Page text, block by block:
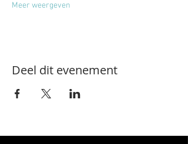
Meer weergeven
Deel dit evenement